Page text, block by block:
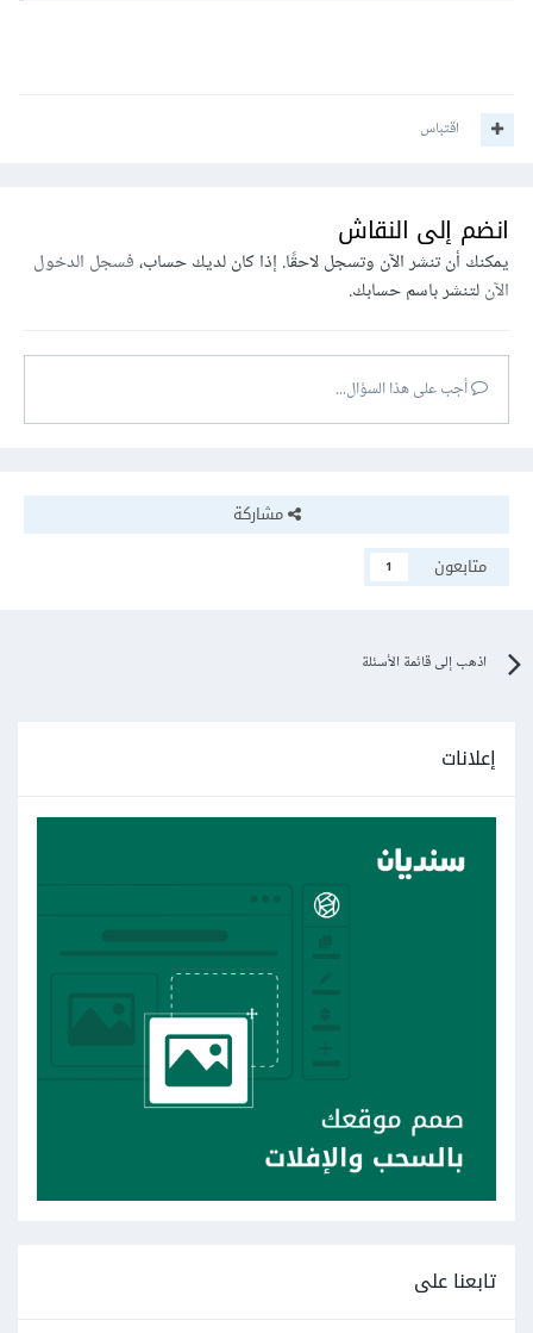
اقتباس
انضم إلى النقاش
يمكنك أن تنشر الآن وتسجل لاحقًا. إذا كان لديك حساب،فسجل الدخول
الآنلتنشر باسم حسابك.
أجب على هذا السؤال...
مشاركة
متابعون
1
اذهب إلى قائمة الأسئلة
إعلانات
تابعنا على